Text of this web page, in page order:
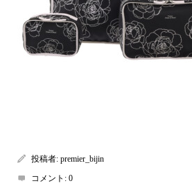
投稿者: premier_bijin
コメント: 0